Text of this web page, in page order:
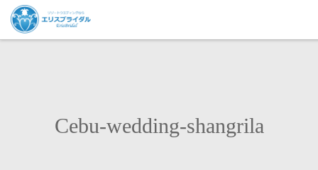
Cebu-wedding-shangrila